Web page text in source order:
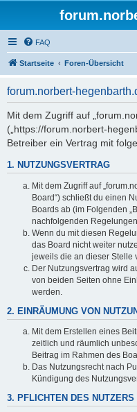
FAQ
Startseite Foren-Übersicht
forum.norbert-
Mit dem Zugriff auf
(„https://forum.norbert-
Betreiber ein Vertrag mit
1. NUTZUNGSVERTRAG
Mit dem Zugriff auf
Board“) schließt du einen
Boards ab (im Folgenden
nachfolgenden
Wenn du mit diesen
das Board nicht weiter
jeweils die an dieser Stelle
Der Nutzungsvertrag wird
von beiden Seiten ohne
werden.
2. EINRÄUMUNG VON
Mit dem Erstellen eines
zeitlich und räumlich
Beitrag im Rahmen des
Das Nutzungsrecht nach
Kündigung des
3. PFLICHTEN DES NUTZERS